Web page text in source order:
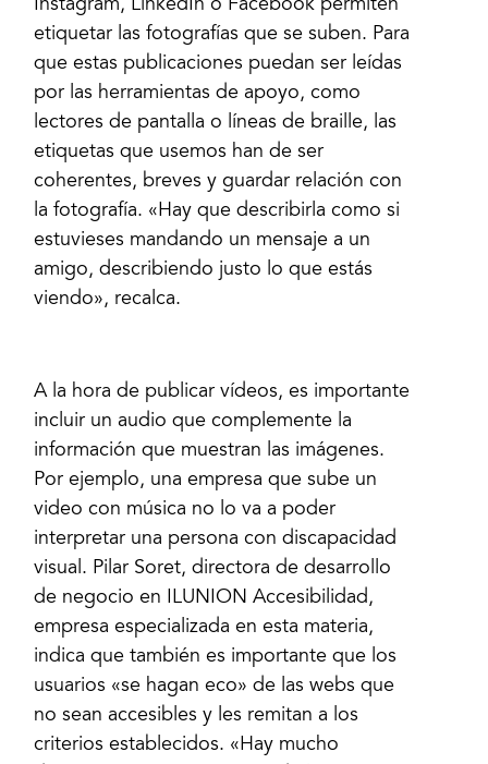
Instagram, LinkedIn o Facebook permiten
etiquetar las fotografías que se suben. Para
que estas publicaciones puedan ser leídas
por las herramientas de apoyo, como
lectores de pantalla o líneas de braille, las
etiquetas que usemos han de ser
coherentes, breves y guardar relación con
la fotografía. «Hay que describirla como si
estuvieses mandando un mensaje a un
amigo, describiendo justo lo que estás
viendo», recalca.
A la hora de publicar vídeos, es importante
incluir un audio que complemente la
información que muestran las imágenes.
Por ejemplo, una empresa que sube un
video con música no lo va a poder
interpretar una persona con discapacidad
visual. Pilar Soret, directora de desarrollo
de negocio en ILUNION Accesibilidad,
empresa especializada en esta materia,
indica que también es importante que los
usuarios «se hagan eco» de las webs que
no sean accesibles y les remitan a los
criterios establecidos. «Hay mucho